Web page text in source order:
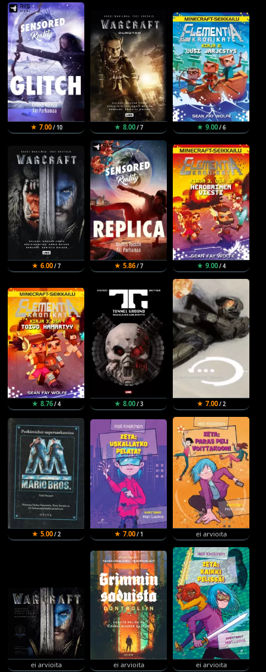
★ 7.00/ 10 ★ 8.00/ 7 ★ 9.00/ 6
★ 6.00/ 7 ★ 5.86/ 7 ★ 9.00/ 4
★ 8.76/ 4 ★ 8.00/ 3 ★ 7.00/ 2
★ 5.00/ 2 ★ 7.00/ 1 ei arvioita
ei arvioita ei arvioita ei arvioita